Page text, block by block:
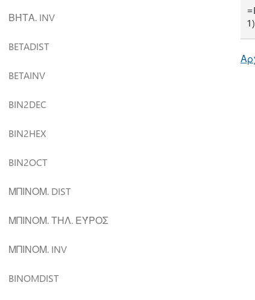
ΒΉΤΑ. INV
BETADIST
BETAINV
BIN2DEC
BIN2HEX
BIN2OCT
ΜΠΙΝΟΜ. DIST
ΜΠΙΝΟΜ. ΤΗΛ. ΕΎΡΟΣ
ΜΠΙΝΟΜ. INV
BINOMDIST
1)